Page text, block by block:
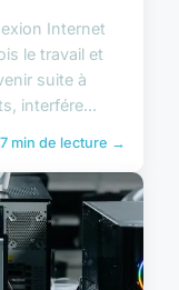
Internet
le travail et
suite à
interfére...
7 min de lecture →